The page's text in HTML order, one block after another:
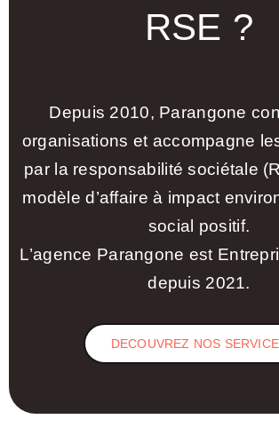
RSE ?
Depuis 2010, Parangone
organisations et accompagne
par la responsabilité sociétale
modèle d’affaire à impact
social positif.
L’agence Parangone est
depuis 2021.
DECOUVREZ NOS